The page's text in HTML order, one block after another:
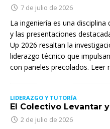
7 de julio de 2026
La ingeniería es una
y las presentaciones
Up 2026 resaltan la
liderazgo técnico que
con paneles precolados. Leer
LIDERAZGO Y TUTORÍA
El Colectivo Levantar
2 de julio de 2026